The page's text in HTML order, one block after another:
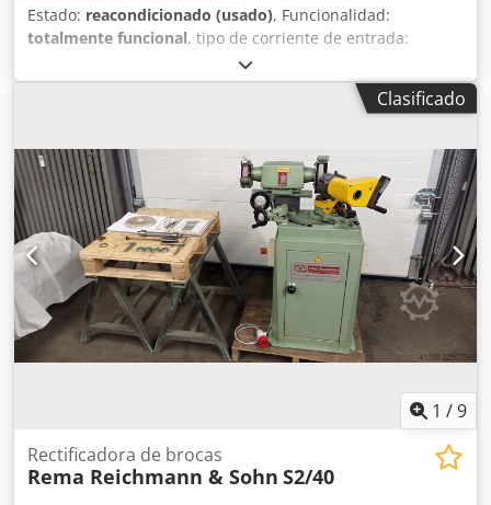
Estado: reacondicionado (usado), Funcionalidad:
totalmente funcional, tipo de corriente de entrada:
, año de la última revisión:
brocas adecuada para afilar/biselar brocas helicoidales,
avellanadores, etc., con 2, 3 o 4 filos y diámetros de 5 a 75
técnicamente, piezas de desgaste renovadas, husillo de
rectificado nuevo, repintada. Dispone de avance
automático con desconexión al final de carrera. Accesorios:
- Manguitos reductores MK5/MK4/MK3/MK2/MK1,
incluyendo nuevo portabrocas de sujeción rápida para
diámetros pequeños - Diamante de aderezo - Manual de
instrucciones - Herramienta extractora para MK5 a MK1 -
Sistema de refrigeración, nuevo con nueva bomba de
refrigerante - Lámpara LED para máquina, nueva
Dwjdpfjydc Htjx Agksa La máquina puede ser probada en
Clasificado
1 /9
Rectificadora de brocas
Rema Reichmann & Sohn S2/40